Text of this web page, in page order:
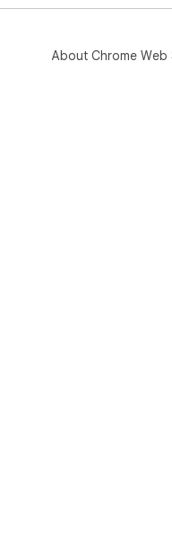
About Chrome Web